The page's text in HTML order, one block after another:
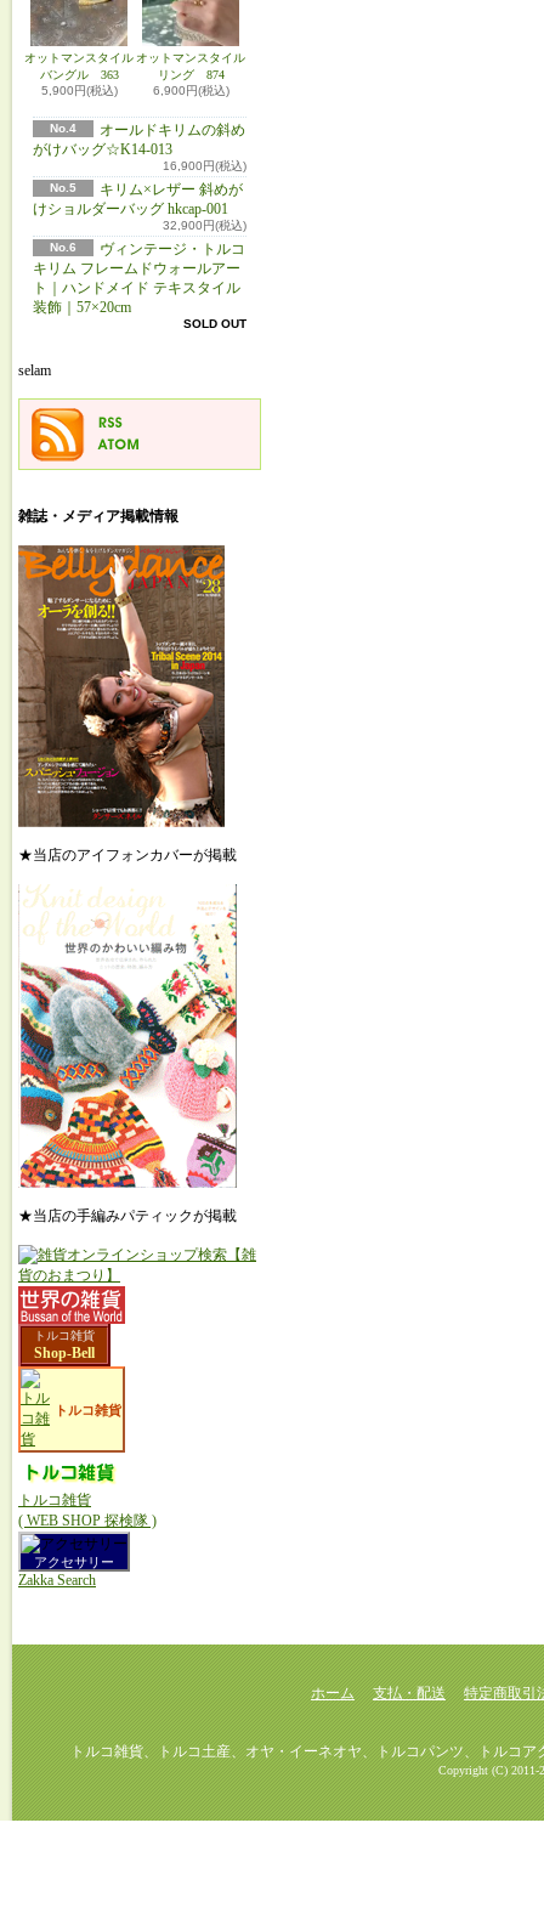
オットマンスタイル
バングル 363
5,900円(税込)
オットマンスタイル
リング 874
6,900円(税込)
No.4
オールドキリムの斜め
がけバッグ☆K14-013
16,900円(税込)
No.5
キリム×レザー 斜めが
けショルダーバッグ hkcap-001
32,900円(税込)
No.6
ヴィンテージ・トルコ
キリム フレームドウォールアー
ト｜ハンドメイド テキスタイル
装飾｜57×20cm
SOLD OUT
selam
雑誌・メディア掲載情報
★当店のアイフォンカバーが掲載
★当店の手編みパティックが掲載
トルコ雑貨
Shop-Bell
トルコ雑貨
トルコ雑貨
( WEB SHOP 探検隊 )
アクセサリー
Zakka Search
ホーム 支払・配送 特定商取引
トルコ雑貨、トルコ土産、オヤ・イーネオヤ、トルコパンツ、トルコアク
Copyright (C) 2011-